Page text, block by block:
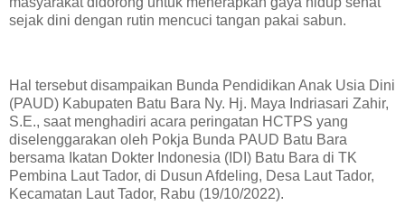
sejak dini dengan rutin mencuci tangan pakai sabun.
Hal tersebut disampaikan Bunda Pendidikan Anak Usia Dini
(PAUD) Kabupaten Batu Bara Ny. Hj. Maya Indriasari Zahir,
S.E., saat menghadiri acara peringatan HCTPS yang
diselenggarakan oleh Pokja Bunda PAUD Batu Bara
bersama Ikatan Dokter Indonesia (IDI) Batu Bara di TK
Pembina Laut Tador, di Dusun Afdeling, Desa Laut Tador,
Kecamatan Laut Tador, Rabu (19/10/2022).